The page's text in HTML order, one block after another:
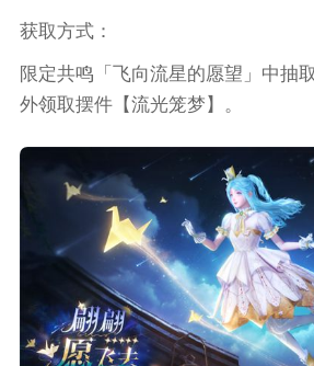
获取方式：
限定共鸣「飞向流星的愿望」中抽
外领取摆件【流光笼梦】。